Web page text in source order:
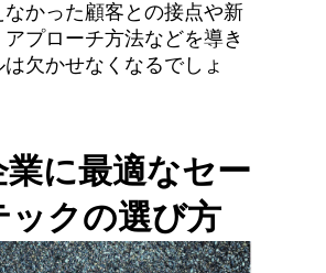
かった顧客との接点や新
プローチ方法などを導き
欠かせなくなるでしょ
業に最適なセー
ックの選び方